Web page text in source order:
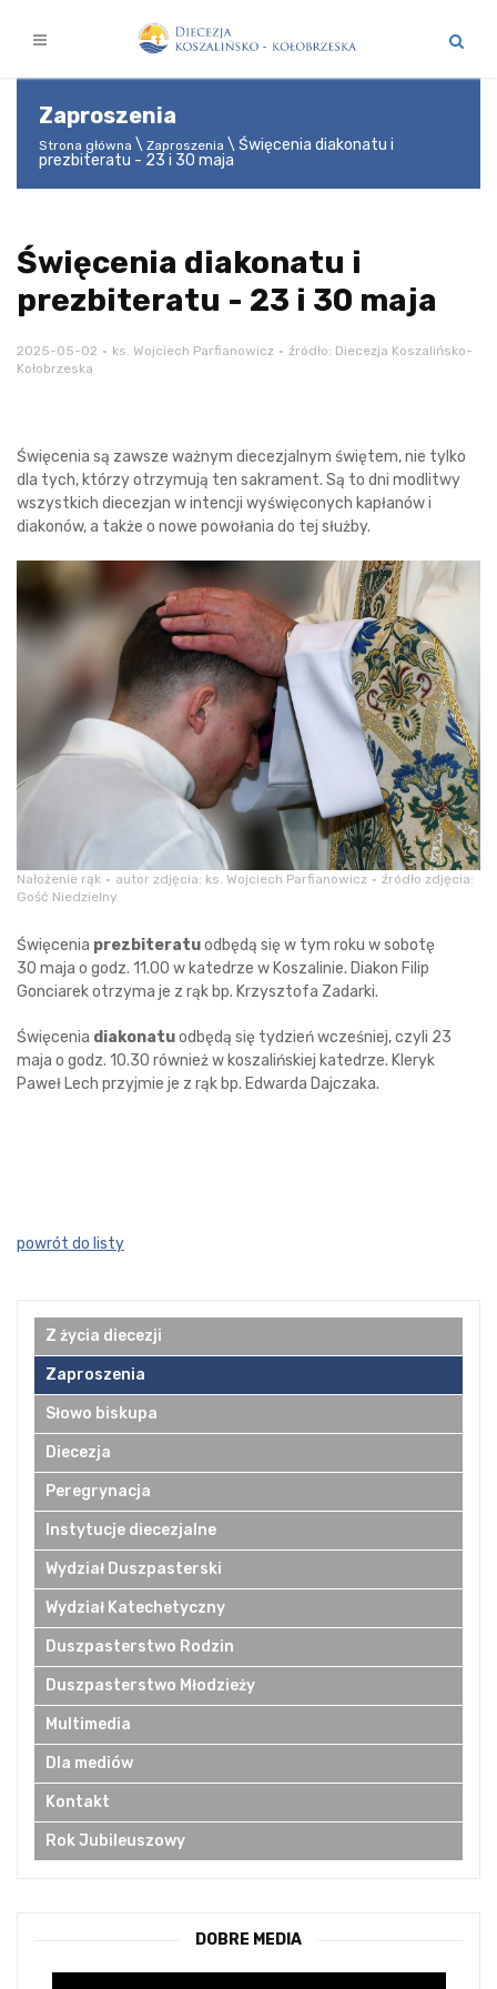
Zaproszenia
Strona główna Zaproszenia
Święcenia diakonatu i
prezbiteratu - 23 i 30 maja
Święcenia diakonatu i
prezbiteratu - 23 i 30 maja
2025-05-02 ks. Wojciech Parfianowicz
źródło: Diecezja Koszalińsko-
Kołobrzeska
Święcenia są zawsze ważnym diecezjalnym świętem, nie tylko
dla tych, którzy otrzymują ten sakrament. Są to dni modlitwy
wszystkich diecezjan w intencji wyświęconych kapłanów i
diakonów, a także o nowe powołania do tej służby.
Nałożenie rąk autor zdjęcia: ks. Wojciech Parfianowicz
źródło zdjęcia:
Gość Niedzielny
Święcenia prezbiteratuodbędą się w tym roku w sobotę
30 maja o godz. 11.00 w katedrze w Koszalinie. Diakon Filip
Gonciarek otrzyma je z rąk bp. Krzysztofa Zadarki.
Święcenia diakonatuodbędą się tydzień wcześniej, czyli 23
maja o godz. 10.30 również w koszalińskiej katedrze. Kleryk
Paweł Lech przyjmie je z rąk bp. Edwarda Dajczaka.
powrót do listy
Z życia diecezji
Zaproszenia
Słowo biskupa
Diecezja
Peregrynacja
Instytucje diecezjalne
Wydział Duszpasterski
Wydział Katechetyczny
Duszpasterstwo Rodzin
Duszpasterstwo Młodzieży
Multimedia
Dla mediów
Kontakt
Rok Jubileuszowy
DOBRE MEDIA